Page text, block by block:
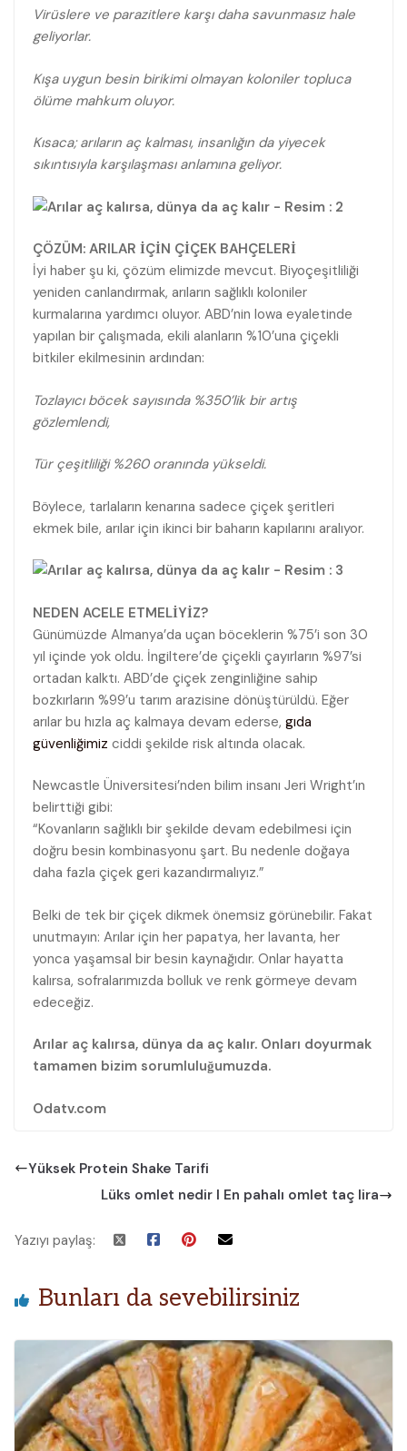
Virüslere ve parazitlere karşı daha savunmasız hale
geliyorlar.
Kışa uygun besin birikimi olmayan koloniler topluca
ölüme mahkum oluyor.
Kısaca; arıların aç kalması, insanlığın da yiyecek
sıkıntısıyla karşılaşması anlamına geliyor.
ÇÖZÜM: ARILAR İÇİN ÇİÇEK BAHÇELERİ
İyi haber şu ki, çözüm elimizde mevcut. Biyoçeşitliliği
yeniden canlandırmak, arıların sağlıklı koloniler
kurmalarına yardımcı oluyor. ABD’nin Iowa eyaletinde
yapılan bir çalışmada, ekili alanların %10’una çiçekli
bitkiler ekilmesinin ardından:
Tozlayıcı böcek sayısında %350’lik bir artış
gözlemlendi,
Tür çeşitliliği %260 oranında yükseldi.
Böylece, tarlaların kenarına sadece çiçek şeritleri
ekmek bile, arılar için ikinci bir baharın kapılarını aralıyor.
NEDEN ACELE ETMELİYİZ?
Günümüzde Almanya’da uçan böceklerin %75’i son 30
yıl içinde yok oldu. İngiltere’de çiçekli çayırların %97’si
ortadan kalktı. ABD’de çiçek zenginliğine sahip
bozkırların %99’u tarım arazisine dönüştürüldü. Eğer
arılar bu hızla aç kalmaya devam ederse, gıda
güvenliğimiz ciddi şekilde risk altında olacak.
Newcastle Üniversitesi’nden bilim insanı Jeri Wright’ın
belirttiği gibi:
“Kovanların sağlıklı bir şekilde devam edebilmesi için
doğru besin kombinasyonu şart. Bu nedenle doğaya
daha fazla çiçek geri kazandırmalıyız.”
Belki de tek bir çiçek dikmek önemsiz görünebilir. Fakat
unutmayın: Arılar için her papatya, her lavanta, her
yonca yaşamsal bir besin kaynağıdır. Onlar hayatta
kalırsa, sofralarımızda bolluk ve renk görmeye devam
edeceğiz.
Arılar aç kalırsa, dünya da aç kalır. Onları doyurmak
tamamen bizim sorumluluğumuzda.
Odatv.com
Yüksek Protein Shake Tarifi
Lüks omlet nedir I En pahalı omlet taç lira
Yazıyı paylaş:
Bunları da sevebilirsiniz